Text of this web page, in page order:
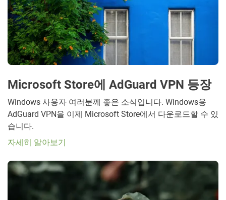
Microsoft Store에 AdGuard VPN 등장
Windows 사용자 여러분께 좋은 소식입니다. Windows용
AdGuard VPN을 이제 Microsoft Store에서 다운로드할 수 있
습니다.
자세히 알아보기